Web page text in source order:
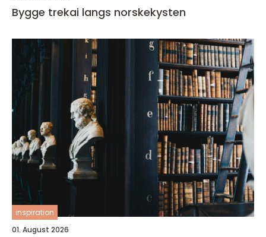
Bygge trekai langs norskekysten
inspiration
01. August 2026